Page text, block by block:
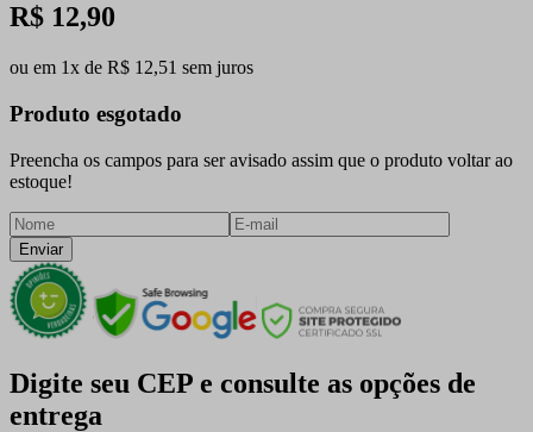
R$ 12,90
ou em 1x de R$ 12,51 sem juros
Produto esgotado
Preencha os campos para ser avisado assim que o produto voltar ao
estoque!
Enviar
Digite seu CEP e consulte as opções de
entrega